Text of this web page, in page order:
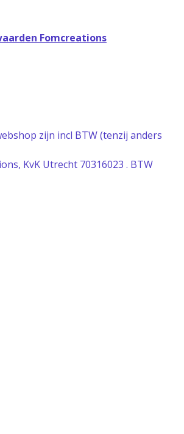
Fomcreations
zijn incl BTW (tenzij anders
KvK Utrecht 70316023 . BTW